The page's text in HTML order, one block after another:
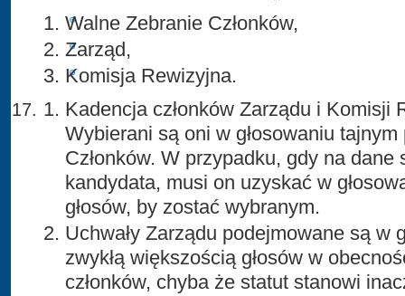
Walne Zebranie Członków,
Zarząd,
Komisja Rewizyjna.
Kadencja członków Zarządu i Komisji
Wybierani są oni w głosowaniu
Członków. W przypadku, gdy na dane
kandydata, musi on uzyskać w
głosów, by zostać wybranym.
Uchwały Zarządu podejmowane są w
zwykłą większością głosów w
członków, chyba że statut stanowi